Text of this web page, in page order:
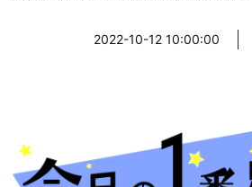
2022-10-12 10:00:00